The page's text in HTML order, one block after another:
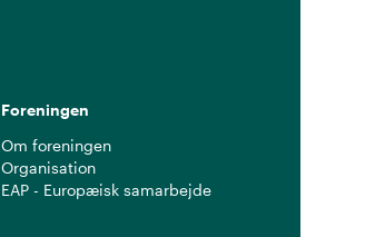
Foreningen
Om foreningen
Organisation
EAP - Europæisk samarbejde